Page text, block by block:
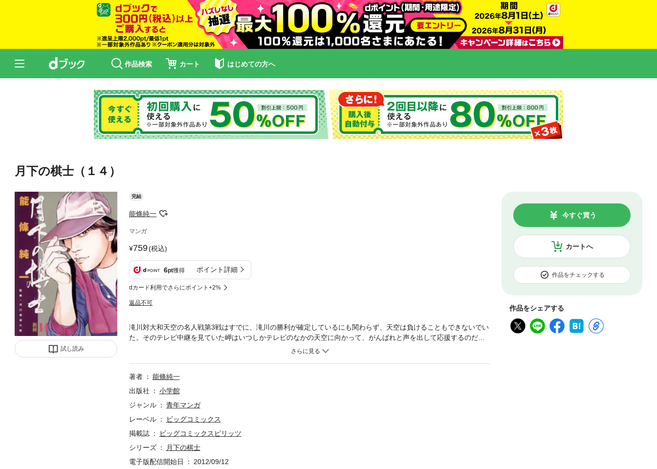
作品検索 カート はじめての方へ
月下の棋士（１４）
試し読み
完結
能條純一
マンガ
759(税込)
6pt獲得 ポイント詳細
dカード利用でさらにポイント+2%
返品不可
カートへ
今すぐ買う
作品をチェックする
作品をシェアする
滝川対大和天空の名人戦第3戦はすでに、滝川の勝利が確定しているにも関わらず、天空は負けることもできないでい
た。そのテレビ中継を見ていた岬はいつしかテレビのなかの天空に向かって、がんばれと声を出して応援するのだっ
著者
能條純一
出版社
小学館
ジャンル
青年マンガ
レーベル
ビッグコミックス
掲載誌
ビッグコミックスピリッツ
シリーズ
月下の棋士
電子版配信開始日
2012/09/12